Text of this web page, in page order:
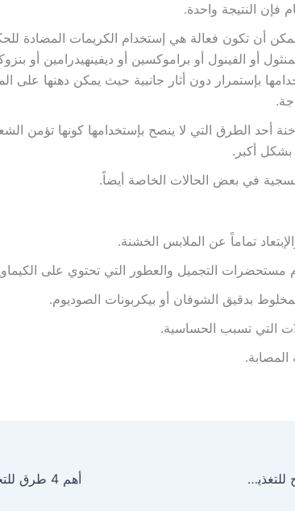
فإن النتيجة واحدة.
أن تكون فعالة هي إستخدام الكريمات المضادة
أو الفينول أو براموكسين أو ديفينهيدرامين أو
بإستمرار دون أثار جانبية حيث يمكن دهنها على
أحد الطرق التي لا ينصح بإستخدامها كونها تؤمن
بشكل أكبر.
في بعض الحالات الخاصة أيضاً.
تماماً عن الملابس الخشنة.
مستحضرات التجميل والعطور التي تحتوي على
بدقيق الشوفان أو بيكربونات الصوديوم.
التي تسبب الحساسية.
أهم 9 طرق للتغذية السليمة و 7 نصائح للتغذية السليمة أهم 4 طرق للتخلص من حساسية الأنف